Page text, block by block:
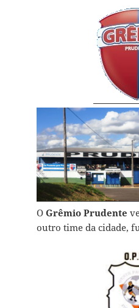
O Grêmio Prudente
outro time da cidade,